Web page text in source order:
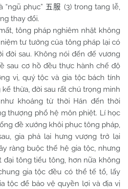
“ngũ phục” 五服 (3) trong tang lễ,
thay đổi.
tông pháp nghiêm nhặt không
tư tưởng của tông pháp lại có
đời sau. Không nói đến đế vương
sau cơ hồ đều thực hành chế độ
vị, quý tộc và gia tộc bách tính
thừa, đời sau rất chú trọng minh
khoảng từ thời Hán đến thời
thượng phổ hệ môn phiệt. Lí học
đề xướng khôi phục tông pháp,
gia phả lại hưng vượng trở lại
ràng buộc thế hệ gia tộc, nhưng
tông tiểu tông, hơn nữa không
gia tộc đều có thể tế tổ, lấy
tộc để bảo vệ quyền lợi và địa vị